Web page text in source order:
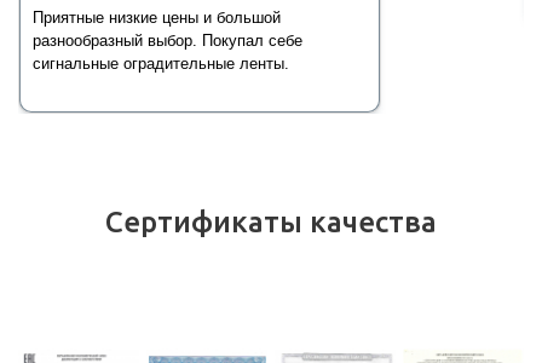
Приятные низкие цены и большой
разнообразный выбор. Покупал себе
сигнальные оградительные ленты.
Сертификаты качества